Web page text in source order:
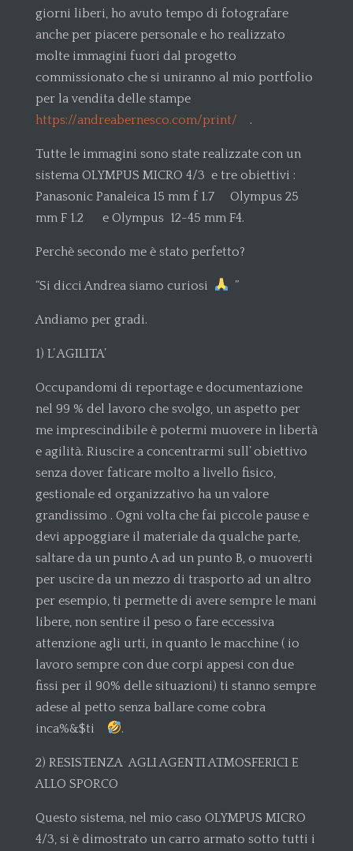
giorni liberi, ho avuto tempo di fotografare
anche per piacere personale e ho realizzato
molte immagini fuori dal progetto
commissionato che si uniranno al mio portfolio
per la vendita delle stampe
https://andreabernesco.com/print/ .
Tutte le immagini sono state realizzate con un
sistema OLYMPUS MICRO 4/3 e tre obiettivi :
Panasonic Panaleica 15 mm f 1.7 Olympus 25
mm F 1.2 e Olympus 12-45 mm F4.
Perchè secondo me è stato perfetto?
“Si dicci Andrea siamo curiosi ”
Andiamo per gradi.
1) L’ AGILITA’
Occupandomi di reportage e documentazione
nel 99 % del lavoro che svolgo, un aspetto per
me imprescindibile è potermi muovere in libertà
e agilità. Riuscire a concentrarmi sull’ obiettivo
senza dover faticare molto a livello fisico,
gestionale ed organizzativo ha un valore
grandissimo . Ogni volta che fai piccole pause e
devi appoggiare il materiale da qualche parte,
saltare da un punto A ad un punto B, o muoverti
per uscire da un mezzo di trasporto ad un altro
per esempio, ti permette di avere sempre le mani
libere, non sentire il peso o fare eccessiva
attenzione agli urti, in quanto le macchine ( io
lavoro sempre con due corpi appesi con due
fissi per il 90% delle situazioni) ti stanno sempre
adese al petto senza ballare come cobra
inca%&$ti
.
2) RESISTENZA AGLI AGENTI ATMOSFERICI E
ALLO SPORCO
Questo sistema, nel mio caso OLYMPUS MICRO
4/3, si è dimostrato un carro armato sotto tutti i